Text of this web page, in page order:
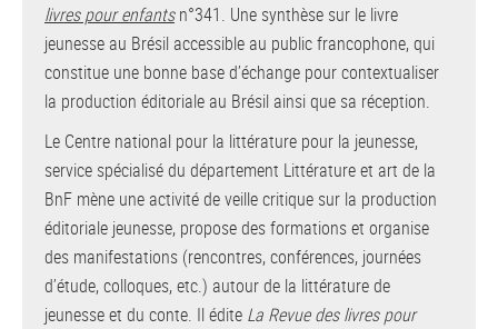
livres pour enfantsn°341. Une synthèse sur le livre
jeunesse au Brésil accessible au public francophone, qui
constitue une bonne base d’échange pour contextualiser
la production éditoriale au Brésil ainsi que sa réception.
Le Centre national pour la littérature pour la jeunesse,
service spécialisé du département Littérature et art de la
BnF mène une activité de veille critique sur la production
éditoriale jeunesse, propose des formations et organise
des manifestations (rencontres, conférences, journées
d’étude, colloques, etc.) autour de la littérature de
jeunesse et du conte. Il édite La Revue des livres pour